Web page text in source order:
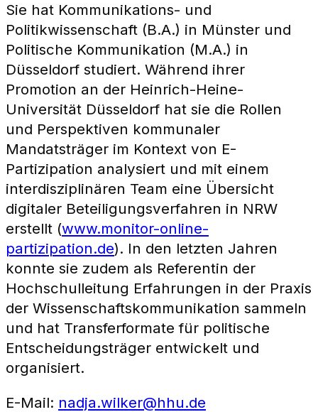
Sie hat Kommunikations- und
Politikwissenschaft (B.A.) in Münster und
Politische Kommunikation (M.A.) in
Düsseldorf studiert. Während ihrer
Promotion an der Heinrich-Heine-
Universität Düsseldorf hat sie die Rollen
und Perspektiven kommunaler
Mandatsträger im Kontext von E-
Partizipation analysiert und mit einem
interdisziplinären Team eine Übersicht
digitaler Beteiligungsverfahren in NRW
erstellt (www.monitor-online-
partizipation.de). In den letzten Jahren
konnte sie zudem als Referentin der
Hochschulleitung Erfahrungen in der Praxis
der Wissenschaftskommunikation sammeln
und hat Transferformate für politische
Entscheidungsträger entwickelt und
organisiert.
E-Mail: nadja.wilker@hhu.de